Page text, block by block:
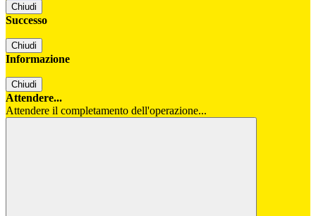
Chiudi
Successo
Chiudi
Informazione
Chiudi
Attendere...
Attendere il completamento dell'operazione...